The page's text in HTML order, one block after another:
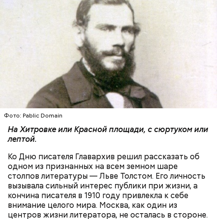
Фото: Pablic Domain
На Хитровке или Красной площади, с сюртуком или
лептой.
Ко Дню писателя Главархив решил рассказать об
одном из признанных на всем земном шаре
столпов литературы — Льве Толстом. Его личность
вызывала сильный интерес публики при жизни, а
кончина писателя в 1910 году привлекла к себе
внимание целого мира. Москва, как один из
центров жизни литератора, не осталась в стороне.
«Новым рекордам — быть»: как
активность Эль-Ниньо может
в России
По его словам, молния может распасться, улететь
или просто погаснуть. Однако есть риск, что она
может и взорваться.
Одним из запоминающихся событий того периода
— Электричества нет. Но есть электростанция. И
секретарь партийной организации сжалился и
выделил нам цветной телевизор. И мы вечером
смогли посмотреть матч, — вспоминает он.